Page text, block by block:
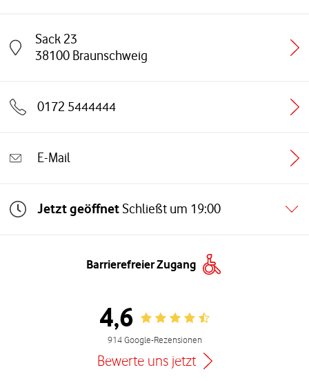
Sack 23
38100 Braunschweig
Link öffnet in einem neuen Tab
0172 5444444
E-Mail
Jetzt geöffnet Schließt um 19:00
Barrierefreier Zugang
4,6 Rating 4.6
914 Google-Rezensionen
Bewerte uns jetzt